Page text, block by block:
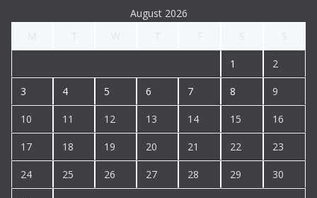
August 2026
1 2
3 4 5 6 7 8 9
10 11 12 13 14 15 16
17 18 19 20 21 22 23
24 25 26 27 28 29 30